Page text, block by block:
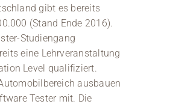
gibt es bereits
(Stand Ende 2016).
Studiengang
eine Lehrveranstaltung
Level qualifiziert.
ausbauen
Tester mit. Die